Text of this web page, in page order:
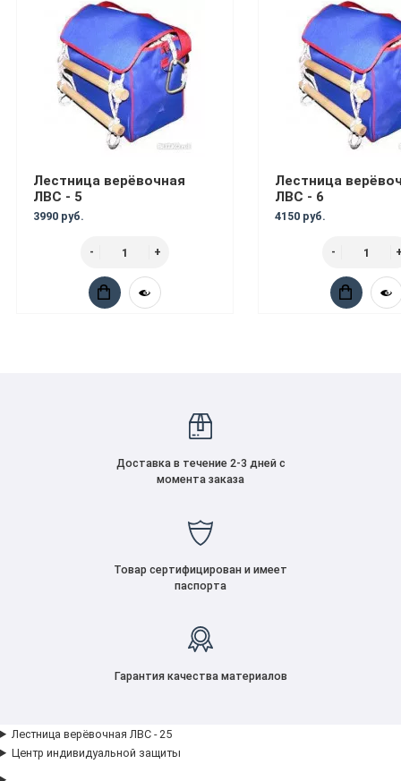
Лестница верёвочная
ЛВС - 5
3990 руб.
Лестница
ЛВС - 6
4150 руб.
Доставка в течение 2-3 дней с
момента заказа
Товар сертифицирован и имеет
паспорта
Гарантия качества материалов
Лестница верёвочная ЛВС - 25
Центр индивидуальной защиты